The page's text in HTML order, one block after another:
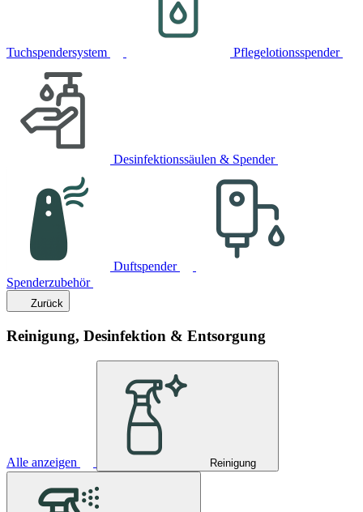
Tuchspendersystem Pflegelotionsspender
Desinfektionssäulen & Spender
Duftspender
Spenderzubehör
Zurück
Reinigung, Desinfektion & Entsorgung
Alle anzeigen Reinigung